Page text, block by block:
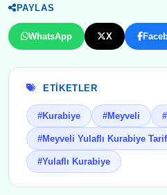
PAYLAS
WhatsApp X
ETIKETLER
#Kurabiye #Meyveli
#Meyveli Yulaflı Kurabiye
#Yulaflı Kurabiye